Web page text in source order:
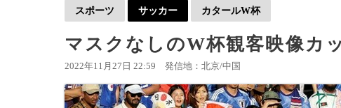
スポーツ サッカー カタールW杯
マスクなしのW杯観客映像カ
2022年11月27日 22:59 発信地：北京/中国